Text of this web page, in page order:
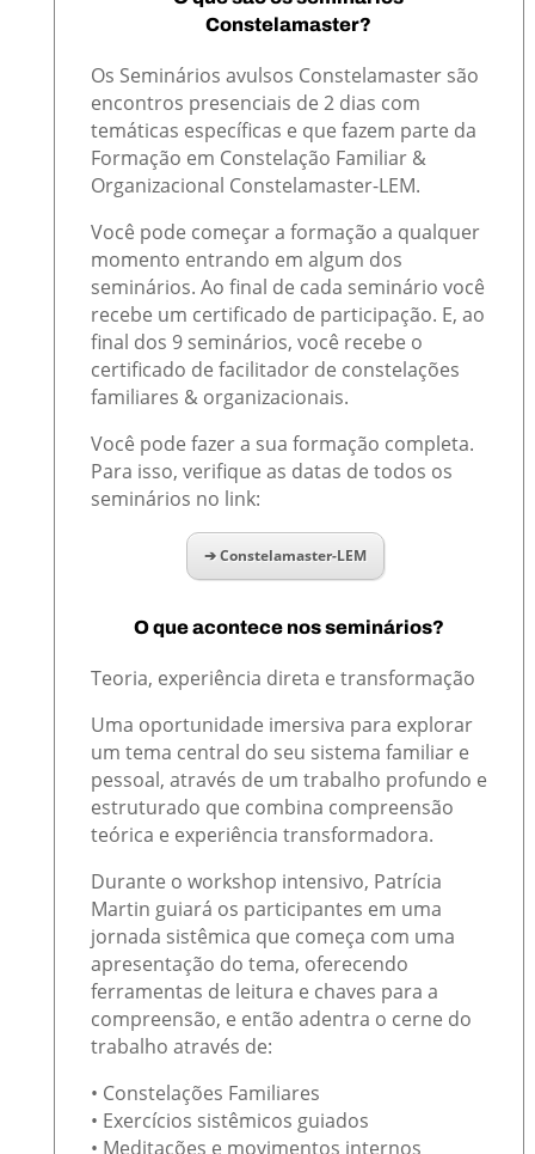
Constelamaster?
Os Seminários avulsos Constelamaster são
encontros presenciais de 2 dias com
temáticas específicas e que fazem parte da
Formação em Constelação Familiar &
Organizacional Constelamaster-LEM.
Você pode começar a formação a qualquer
momento entrando em algum dos
seminários. Ao final de cada seminário você
recebe um certificado de participação. E, ao
final dos 9 seminários, você recebe o
certificado de facilitador de constelações
familiares & organizacionais.
Você pode fazer a sua formação completa.
Para isso, verifique as datas de todos os
seminários no link:
➔ Constelamaster-LEM
O que acontece nos seminários?
Teoria, experiência direta e transformação
Uma oportunidade imersiva para explorar
um tema central do seu sistema familiar e
pessoal, através de um trabalho profundo e
estruturado que combina compreensão
teórica e experiência transformadora.
Durante o workshop intensivo, Patrícia
Martin guiará os participantes em uma
jornada sistêmica que começa com uma
apresentação do tema, oferecendo
ferramentas de leitura e chaves para a
compreensão, e então adentra o cerne do
trabalho através de:
• Constelações Familiares
• Exercícios sistêmicos guiados
• Meditações e movimentos internos